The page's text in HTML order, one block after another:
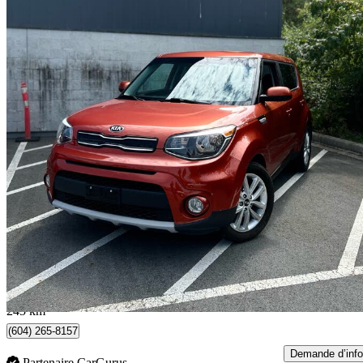
2019 Kia Soul
EX FWD 127 279 km
9 500 $ Affaire
167 $/mois env.
Burnaby, BC
245 km
(604) 265-8157
Demande d’info